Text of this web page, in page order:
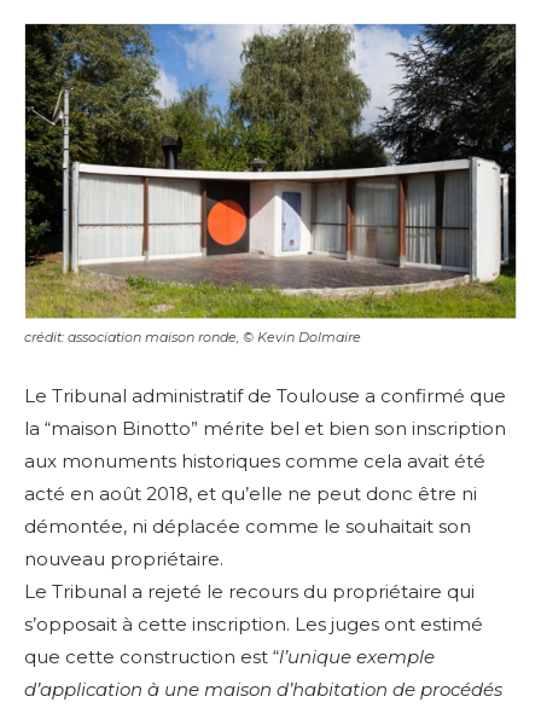
crédit: association maison ronde, © Kevin Dolmaire
Le Tribunal administratif de Toulouse a confirmé que
la “maison Binotto” mérite bel et bien son inscription
aux monuments historiques comme cela avait été
acté en août 2018, et qu’elle ne peut donc être ni
démontée, ni déplacée comme le souhaitait son
nouveau propriétaire.
Le Tribunal a rejeté le recours du propriétaire qui
s’opposait à cette inscription. Les juges ont estimé
que cette construction est “l’unique exemple
d’application à une maison d’habitation de procédés